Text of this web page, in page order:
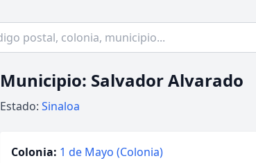
Municipio: Salvador Alvarado
Estado: Sinaloa
Colonia: 1 de Mayo (Colonia)